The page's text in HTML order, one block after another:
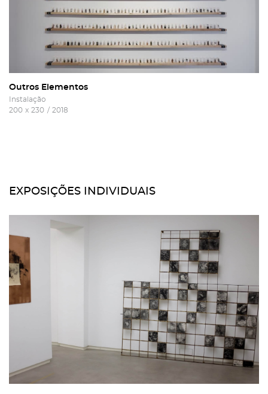
Outros Elementos
Instalação
200 x 230 / 2018
EXPOSIÇÕES INDIVIDUAIS